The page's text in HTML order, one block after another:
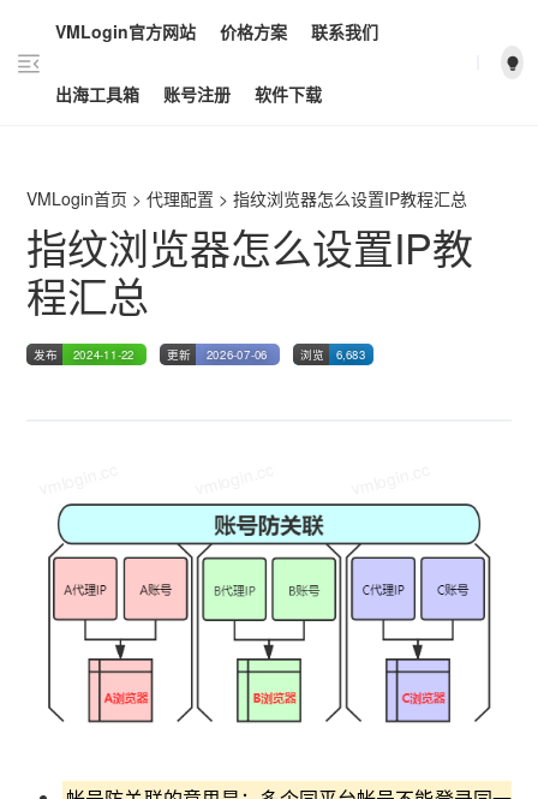
VMLogin官方网站 价格方案 联系我们
出海工具箱 账号注册 软件下载
VMLogin首页 > 代理配置 > 指纹浏览器怎么设置IP教程汇总
指纹浏览器怎么设置IP教
程汇总
发布 2024-11-22 更新 2026-07-06 浏览 6,683
vmlogin.cc vmlogin.cc vmlogin.cc